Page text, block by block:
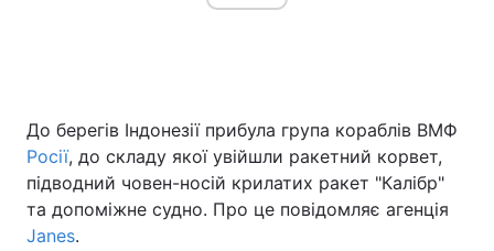
Україна Політика
Економіка Світ
До берегів Індонезії прибула група кораблів ВМФ
Росії, до складу якої увійшли ракетний корвет,
підводний човен-носій крилатих ракет "Калібр"
та допоміжне судно. Про це повідомляє агенція
Janes.